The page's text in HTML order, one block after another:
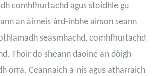
comhfhurtachd agus stoidhle gu
an àirneis àrd-inbhe airson seann
seasmhachd, comhfhurtachd
Thoir do sheann daoine an dòigh-
orra. Ceannaich a-nis agus atharraich